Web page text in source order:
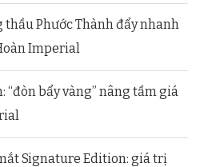
thầu Phước Thành đẩy nhanh
Imperial
“đòn bẩy vàng” nâng tầm giá
Signature Edition: giá trị